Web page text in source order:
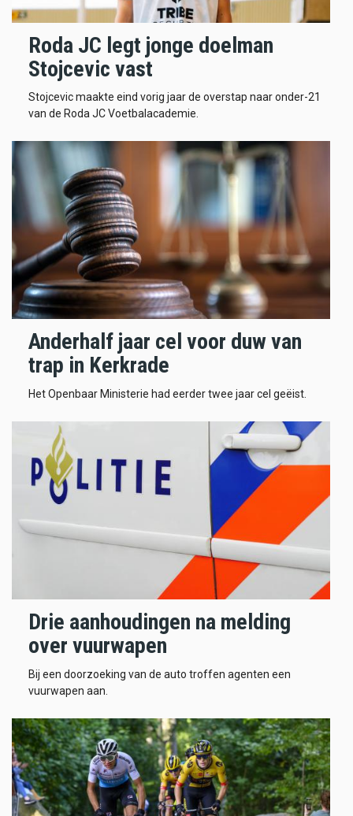
Roda JC legt jonge doelman
Stojcevic vast
Stojcevic maakte eind vorig jaar de overstap naar onder-21
van de Roda JC Voetbalacademie.
Anderhalf jaar cel voor duw van
trap in Kerkrade
Het Openbaar Ministerie had eerder twee jaar cel geëist.
Drie aanhoudingen na melding
over vuurwapen
Bij een doorzoeking van de auto troffen agenten een
vuurwapen aan.